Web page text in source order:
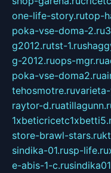
one-life-story.rutop-
poka-vse-doma-2.ru
g2012.rutst-1.ru
g-2012.ruops-mgr.ru
poka-vse-doma2.ru
tehosmotre.ru
raytor-d.ru
store-brawl-stars.ru
sindika-01.rusp-life.ru
e-abis-1-c.ru